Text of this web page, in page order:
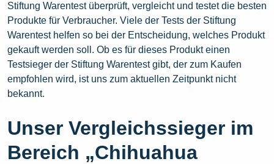
Stiftung Warentest überprüft, vergleicht und testet die besten
Produkte für Verbraucher. Viele der Tests der Stiftung
Warentest helfen so bei der Entscheidung, welches Produkt
gekauft werden soll. Ob es für dieses Produkt einen
Testsieger der Stiftung Warentest gibt, der zum Kaufen
empfohlen wird, ist uns zum aktuellen Zeitpunkt nicht
bekannt.
Unser Vergleichssieger im
Bereich „Chihuahua